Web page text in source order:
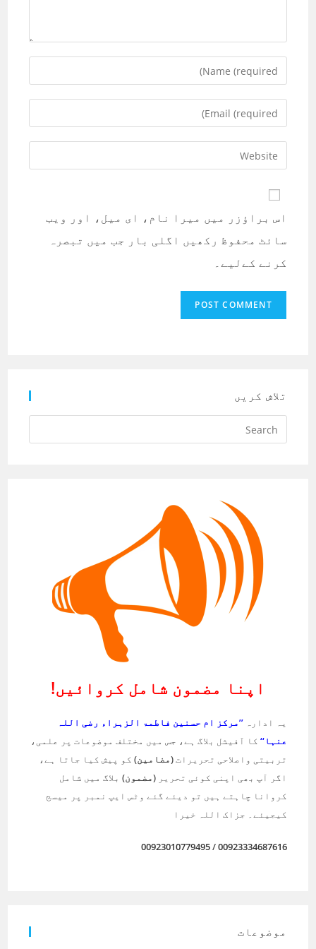
Enter
your
or
username
Enter
your
address
to
Enter
your
website
(optional)
اس براؤزر میں میرا نام، ای میل، اور ویب
سائٹ محفوظ رکھیں اگلی بار جب میں تبصرہ
کرنے کےلیے۔
تلاش کریں
اپنا مضمون شامل کروائیں!
یہ ادارہ’’مرکز ام حسنین فاطمۃ الزہراء رضی اللہ
عنہا‘‘ کا آفیشل بلاگ ہے، جس میں مختلف موضوعات پر علمی،
تربیتی واصلاحی تحریرات(مضامین) کو پیش کیا جاتا ہے،
اگر آپ بھی اپنی کوئی تحریر(مضمون) بلاگ میں شامل
کروانا چاہتے ہیں تو دیئے گئے وٹس ایپ نمبر پر میسج
کیجیئے۔ جزاک اللہ خیرا
00923334687616
/
00923010779495
موضوعات